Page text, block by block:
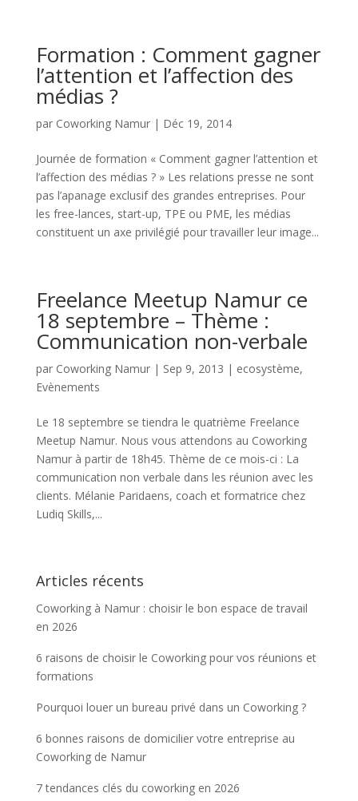
Formation : Comment gagner
l’attention et l’affection des
médias ?
par Coworking Namur| Déc 19, 2014
Journée de formation « Comment gagner l’attention et
l’affection des médias ? » Les relations presse ne sont
pas l’apanage exclusif des grandes entreprises. Pour
les free-lances, start-up, TPE ou PME, les médias
constituent un axe privilégié pour travailler leur image...
Freelance Meetup Namur ce
18 septembre – Thème :
Communication non-verbale
par Coworking Namur| Sep 9, 2013 | ecosystème,
Evènements
Le 18 septembre se tiendra le quatrième Freelance
Meetup Namur. Nous vous attendons au Coworking
Namur à partir de 18h45. Thème de ce mois-ci : La
communication non verbale dans les réunion avec les
clients. Mélanie Paridaens, coach et formatrice chez
Ludiq Skills,...
Articles récents
Coworking à Namur : choisir le bon espace de travail
en 2026
6 raisons de choisir le Coworking pour vos réunions et
formations
Pourquoi louer un bureau privé dans un Coworking ?
6 bonnes raisons de domicilier votre entreprise au
Coworking de Namur
7 tendances clés du coworking en 2026